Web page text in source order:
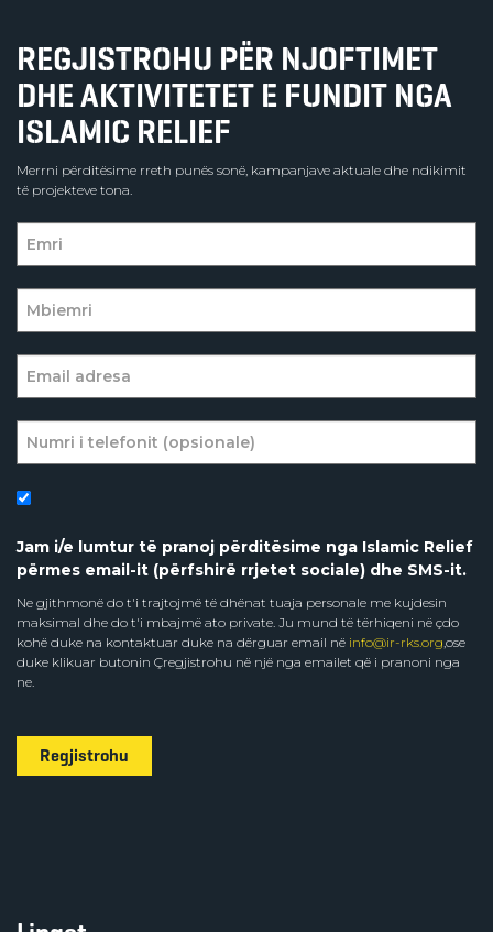
REGJISTROHU PËR NJOFTIMET
DHE AKTIVITETET E FUNDIT NGA
ISLAMIC RELIEF
Merrni përditësime rreth punës sonë, kampanjave aktuale dhe ndikimit
të projekteve tona.
Jam i/e lumtur të pranoj përditësime nga Islamic Relief
përmes email-it (përfshirë rrjetet sociale) dhe SMS-it.
Ne gjithmonë do t'i trajtojmë të dhënat tuaja personale me kujdesin
maksimal dhe do t'i mbajmë ato private. Ju mund të tërhiqeni në çdo
kohë duke na kontaktuar duke na dërguar email në info@ir-rks.org,ose
duke klikuar butonin Çregjistrohu në një nga emailet që i pranoni nga
ne.
Regjistrohu